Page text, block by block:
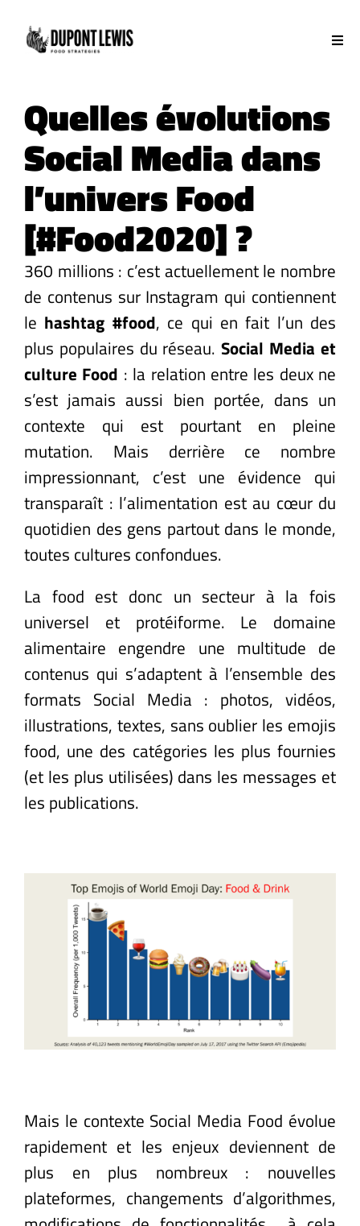
Influence / rp
Publicité
PopCorne
Contact
Recrutement
Quelles évolutions
Social Media dans
l’univers Food
[#Food2020] ?
360 millions : c’est actuellement le nombre
de contenus sur Instagram qui contiennent
le hashtag #food, ce qui en fait l’un des
plus populaires du réseau.Social Media et
culture Food : la relation entre les deux ne
s’est jamais aussi bien portée, dans un
contexte qui est pourtant en pleine
mutation. Mais derrière ce nombre
impressionnant, c’est une évidence qui
transparaît : l’alimentation est au cœur du
quotidien des gens partout dans le monde,
toutes cultures confondues.
La food est donc un secteur à la fois
universel et protéiforme. Le domaine
alimentaire engendre une multitude de
contenus qui s’adaptent à l’ensemble des
formats Social Media : photos, vidéos,
illustrations, textes, sans oublier les emojis
food, une des catégories les plus fournies
(et les plus utilisées) dans les messages et
les publications.
Mais le contexte Social Media Food évolue
rapidement et les enjeux deviennent de
plus en plus nombreux : nouvelles
plateformes, changements d’algorithmes,